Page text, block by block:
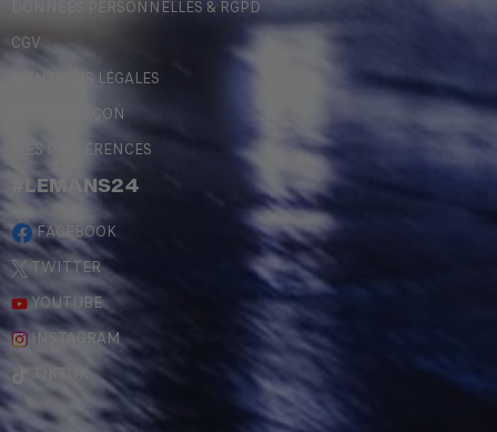
DONNÉES PERSONNELLES & RGPD
CGV
MENTIONS LÉGALES
CONTREFAÇON
MES PRÉFÉRENCES
#LEMANS24
FACEBOOK
TWITTER
YOUTUBE
INSTAGRAM
TIKTOK